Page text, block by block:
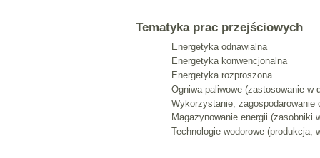
Tematyka prac przejściowych
Energetyka odnawialna
Energetyka konwencjonalna
Energetyka rozproszona
Ogniwa paliwowe (zastosowanie w
Wykorzystanie, zagospodarowanie
Magazynowanie energii (zasobniki
Technologie wodorowe (produkcja,